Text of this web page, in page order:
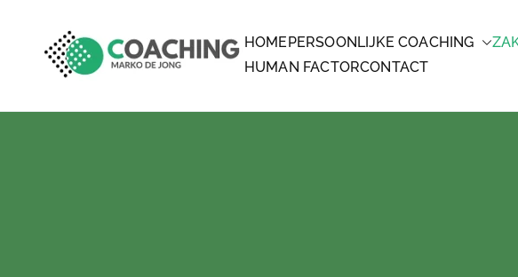
MARKO DE JONG COACHING
COACHING
HOME PERSOONLIJKE COACHING
HUMAN FACTORCONTACT